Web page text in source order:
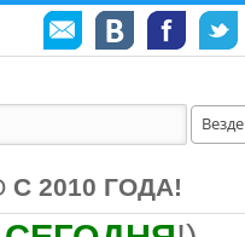
Везде
С 2010 ГОДА!